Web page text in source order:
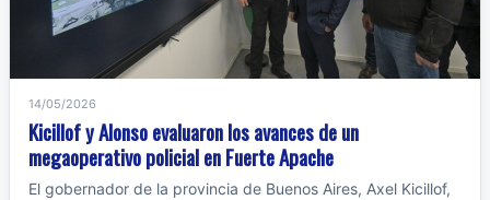
14/05/2026
Kicillof y Alonso evaluaron los avances de un
megaoperativo policial en Fuerte Apache
El gobernador de la provincia de Buenos Aires, Axel Kicillof,